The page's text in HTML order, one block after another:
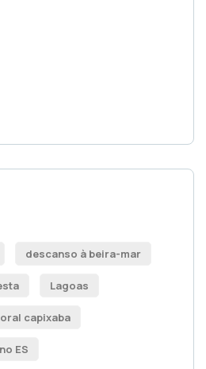
descanso à beira-mar
Lagoas
capixaba
ES